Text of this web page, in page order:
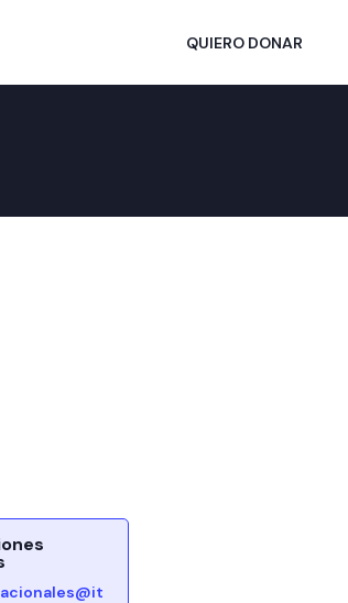
QUIERO DONAR